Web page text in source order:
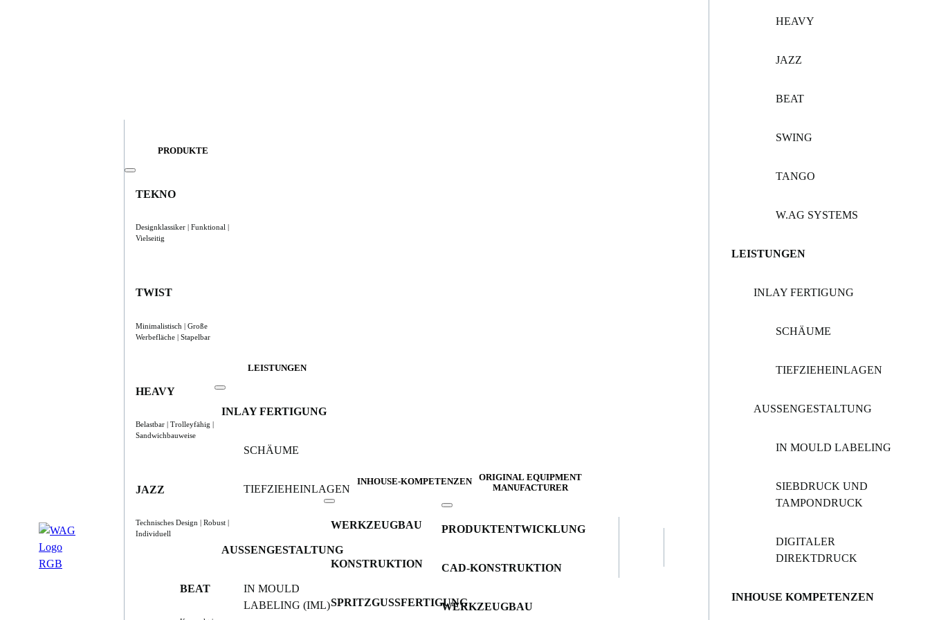
PRODUKTE
TEKNO
Designklassiker | Funktional |
Vielseitig
TWIST
Minimalistisch | Große
Werbefläche | Stapelbar
HEAVY
Belastbar | Trolleyfähig |
Sandwichbauweise
JAZZ
Technisches Design | Robust |
Individuell
BEAT
LEISTUNGEN
INLAY FERTIGUNG
SCHÄUME
TIEFZIEHEINLAGEN
AUSSENGESTALTUNG
IN MOULD
LABELING (IML)
INHOUSE-KOMPETENZEN
WERKZEUGBAU
KONSTRUKTION
SPRITZGUSSFERTIGUNG
ORIGINAL EQUIPMENT
MANUFACTURER
PRODUKTENTWICKLUNG
CAD-KONSTRUKTION
WERKZEUGBAU
HEAVY
JAZZ
BEAT
SWING
TANGO
W.AG SYSTEMS
LEISTUNGEN
INLAY FERTIGUNG
SCHÄUME
TIEFZIEHEINLAGEN
AUSSENGESTALTUNG
IN MOULD LABELING
SIEBDRUCK UND
TAMPONDRUCK
DIGITALER
DIREKTDRUCK
INHOUSE KOMPETENZEN